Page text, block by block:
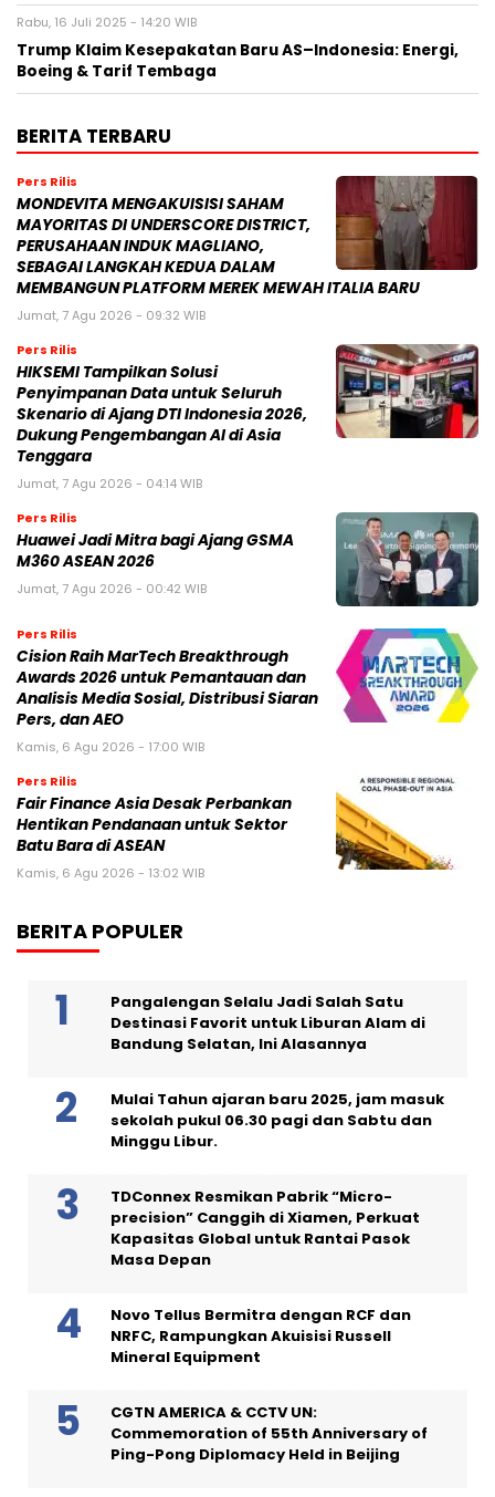
Rabu, 16 Juli 2025 - 14:20 WIB
Trump Klaim Kesepakatan Baru AS–Indonesia: Energi,
Boeing & Tarif Tembaga
BERITA TERBARU
Pers Rilis
MONDEVITA MENGAKUISISI SAHAM
MAYORITAS DI UNDERSCORE DISTRICT,
PERUSAHAAN INDUK MAGLIANO,
SEBAGAI LANGKAH KEDUA DALAM
MEMBANGUN PLATFORM MEREK MEWAH ITALIA BARU
Jumat, 7 Agu 2026 - 09:32 WIB
Pers Rilis
HIKSEMI Tampilkan Solusi
Penyimpanan Data untuk Seluruh
Skenario di Ajang DTI Indonesia 2026,
Dukung Pengembangan AI di Asia
Tenggara
Jumat, 7 Agu 2026 - 04:14 WIB
Pers Rilis
Huawei Jadi Mitra bagi Ajang GSMA
M360 ASEAN 2026
Jumat, 7 Agu 2026 - 00:42 WIB
Pers Rilis
Cision Raih MarTech Breakthrough
Awards 2026 untuk Pemantauan dan
Analisis Media Sosial, Distribusi Siaran
Pers, dan AEO
Kamis, 6 Agu 2026 - 17:00 WIB
Pers Rilis
Fair Finance Asia Desak Perbankan
Hentikan Pendanaan untuk Sektor
Batu Bara di ASEAN
Kamis, 6 Agu 2026 - 13:02 WIB
BERITA POPULER
Pangalengan Selalu Jadi Salah Satu
Destinasi Favorit untuk Liburan Alam di
Bandung Selatan, Ini Alasannya
Mulai Tahun ajaran baru 2025, jam masuk
sekolah pukul 06.30 pagi dan Sabtu dan
Minggu Libur.
TDConnex Resmikan Pabrik “Micro-
precision” Canggih di Xiamen, Perkuat
Kapasitas Global untuk Rantai Pasok
Masa Depan
Novo Tellus Bermitra dengan RCF dan
NRFC, Rampungkan Akuisisi Russell
Mineral Equipment
CGTN AMERICA & CCTV UN:
Commemoration of 55th Anniversary of
Ping-Pong Diplomacy Held in Beijing